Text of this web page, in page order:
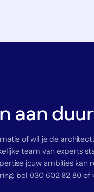
aan
of wil je de
team van experts
jouw ambities kan
bel 030 602 82 80